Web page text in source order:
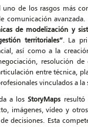
de los rasgos más
comunicación avanzada.
de modelización y
territoriales”. La
así como a la
resolución
entre técnica,
vinculados a
a losStoryMaps resultó
imágenes, vídeo y
decisiones. Esta